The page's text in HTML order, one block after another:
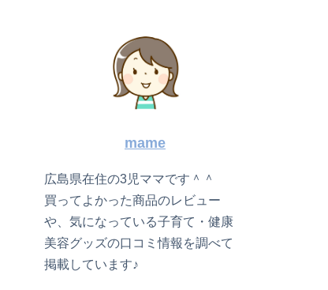
mame
広島県在住の3児ママです＾＾
買ってよかった商品のレビュー
や、気になっている子育て・健康
美容グッズの口コミ情報を調べて
掲載しています♪